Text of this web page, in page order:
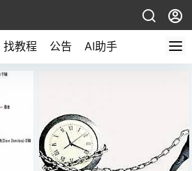
找教程 公告 AI助手